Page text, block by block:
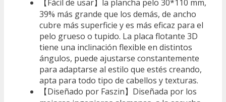
【Fácil de usar】la plancha pelo 30*110 mm,
39% más grande que los demás, de ancho
cubre más superficie y es más eficaz para el
pelo grueso o tupido. La placa flotante 3D
tiene una inclinación flexible en distintos
ángulos, puede ajustarse constantemente
para adaptarse al estilo que estés creando,
apta para todo tipo de cabellos y texturas.
【Diseñado por Faszin】Diseñada por los